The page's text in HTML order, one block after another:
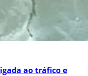
ao tráfico e